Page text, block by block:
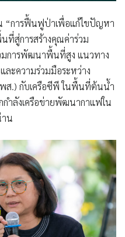
“การฟื้นฟูป่าเพื่อแก้ไขปัญหา
ที่สู่การสร้างคุณค่าร่วม
มการพัฒนาพื้นที่สูง แนวทาง
ะความร่วมมือระหว่าง
.) กับเครือซีพี ในพื้นที่ต้นน้ำ
ำลังเครือข่ายพัฒนากาแฟใน
น